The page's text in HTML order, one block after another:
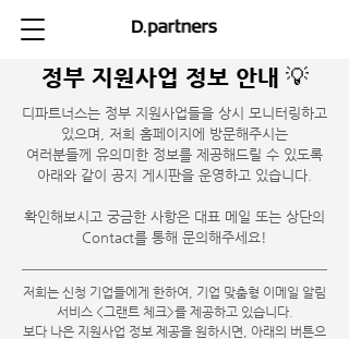
정부 지원사업 정보 안내 💡
디파트너스는 정부 지원사업들을 상시 모니터링하고
있으며, 저희 홈페이지에 방문해주시는
여러분들께 유의미한 정보를 제공해드릴 수 있도록
아래와 같이 공지 게시판을 운영하고 있습니다.
​확인해보시고 궁금한 사항은 대표 메일 또는 상단의
Contact를 통해 문의해주세요!
저희는 신청 기업들에게 한하여, 기업 맞춤형 이메일 알림
서비스 <그랜트 체크>를 제공하고 있습니다.
​보다 나은 지원사업 정보 제공을 원하시면, 아래의 버튼으